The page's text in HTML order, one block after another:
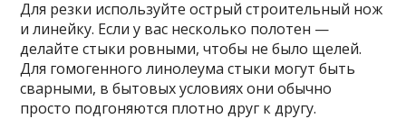
Для резки используйте острый строительный нож
и линейку. Если у вас несколько полотен —
делайте стыки ровными, чтобы не было щелей.
Для гомогенного линолеума стыки могут быть
сварными, в бытовых условиях они обычно
просто подгоняются плотно друг к другу.